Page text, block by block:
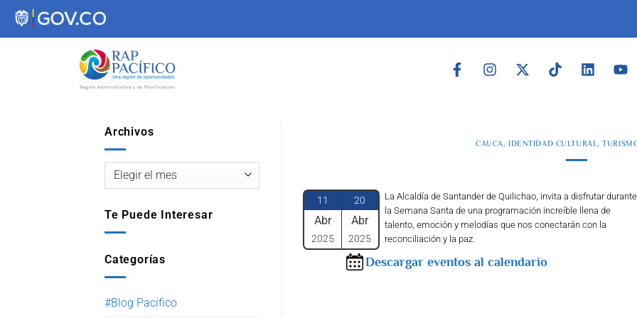
contenido
Archivos
Te Puede Interesar
Categorías
#Blog Pacífico
CAUCA, IDENTIDAD CULTURAL ,
11
Abr
2025
20
Abr
2025
La Alcaldía de Santander de Quilichao, invita a disfrutar durante
la Semana Santa de una programación increíble llena de
talento, emoción y melodías que nos conectarán con la
reconciliación y la paz.
Descargar eventos al calendario